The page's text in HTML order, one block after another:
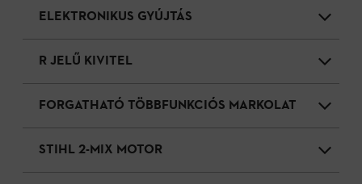
ELEKTRONIKUS GYÚJTÁS
R JELŰ KIVITEL
FORGATHATÓ TÖBBFUNKCIÓS MARKOLAT
STIHL 2-MIX MOTOR